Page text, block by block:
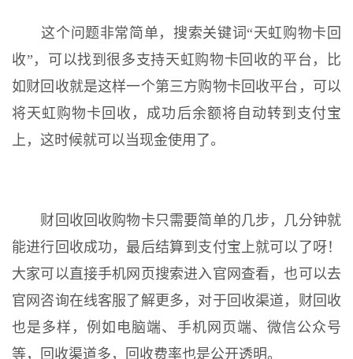
这个问题非常简单，搜索关键词“天虹购物卡回
收”，可以找到很多支持天虹购物卡回收的平台，比
如财回收就是这样一个第三方购物卡回收平台，可以
将天虹购物卡回收，成功后余额将自动转到支付宝
上，这时候就可以当现金使用了。
财回收回收购物卡只需要简单的几步，几分钟就
能进行回收成功，最后结算到支付宝上就可以了呀！
大家可以直接手机网页搜索进入官网查看，也可以去
官网咨询在线客服了解更多，对于回收渠道，财回收
也是多样，例如电脑端、手机网页端、微信公众号
等，回收渠道多，回收费率也是公开透明。